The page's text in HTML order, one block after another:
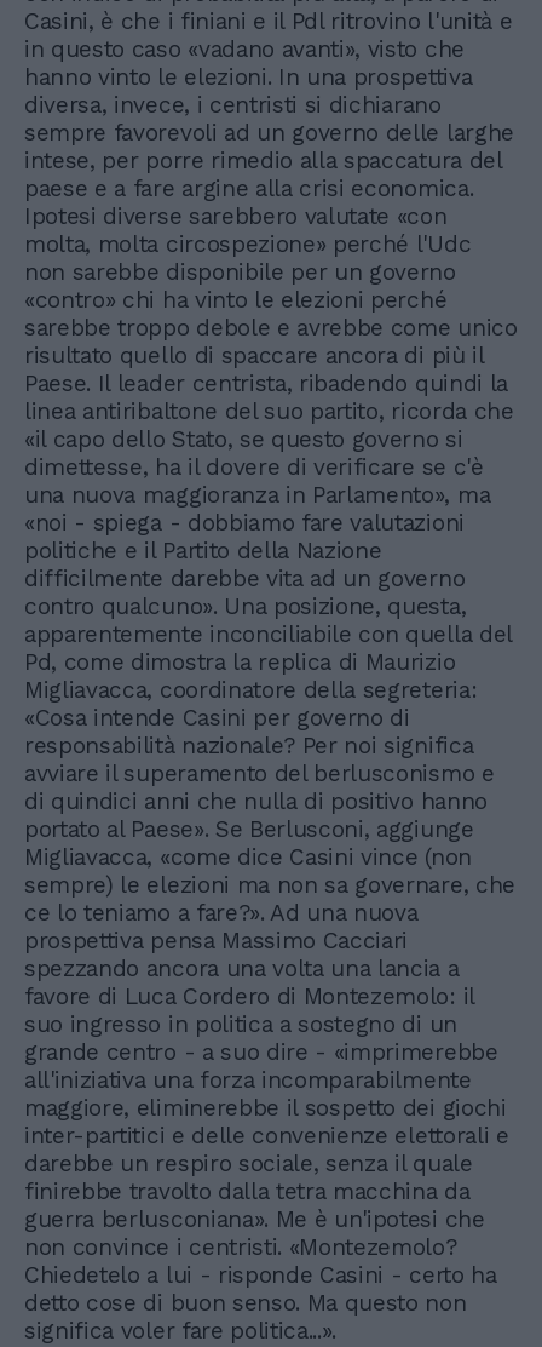
Casini, è che i finiani e il Pdl ritrovino l'unità e
in questo caso «vadano avanti», visto che
hanno vinto le elezioni. In una prospettiva
diversa, invece, i centristi si dichiarano
sempre favorevoli ad un governo delle larghe
intese, per porre rimedio alla spaccatura del
paese e a fare argine alla crisi economica.
Ipotesi diverse sarebbero valutate «con
molta, molta circospezione» perché l'Udc
non sarebbe disponibile per un governo
«contro» chi ha vinto le elezioni perché
sarebbe troppo debole e avrebbe come unico
risultato quello di spaccare ancora di più il
Paese. Il leader centrista, ribadendo quindi la
linea antiribaltone del suo partito, ricorda che
«il capo dello Stato, se questo governo si
dimettesse, ha il dovere di verificare se c'è
una nuova maggioranza in Parlamento», ma
«noi - spiega - dobbiamo fare valutazioni
politiche e il Partito della Nazione
difficilmente darebbe vita ad un governo
contro qualcuno». Una posizione, questa,
apparentemente inconciliabile con quella del
Pd, come dimostra la replica di Maurizio
Migliavacca, coordinatore della segreteria:
«Cosa intende Casini per governo di
responsabilità nazionale? Per noi significa
avviare il superamento del berlusconismo e
di quindici anni che nulla di positivo hanno
portato al Paese». Se Berlusconi, aggiunge
Migliavacca, «come dice Casini vince (non
sempre) le elezioni ma non sa governare, che
ce lo teniamo a fare?». Ad una nuova
prospettiva pensa Massimo Cacciari
spezzando ancora una volta una lancia a
favore di Luca Cordero di Montezemolo: il
suo ingresso in politica a sostegno di un
grande centro - a suo dire - «imprimerebbe
all'iniziativa una forza incomparabilmente
maggiore, eliminerebbe il sospetto dei giochi
inter-partitici e delle convenienze elettorali e
darebbe un respiro sociale, senza il quale
finirebbe travolto dalla tetra macchina da
guerra berlusconiana». Me è un'ipotesi che
non convince i centristi. «Montezemolo?
Chiedetelo a lui - risponde Casini - certo ha
detto cose di buon senso. Ma questo non
significa voler fare politica...».